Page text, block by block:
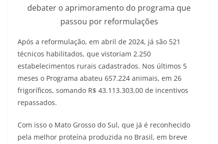
debater o aprimoramento do programa que
passou por reformulações
Após a reformulação, em abril de 2024, já são 521
técnicos habilitados, que vistoriam 2.250
estabelecimentos rurais cadastrados. Nos últimos 5
meses o Programa abateu 657.224 animais, em 26
frigoríficos, somando R$ 43.113.303,00 de incentivos
repassados.
Com isso o Mato Grosso do Sul, que já é reconhecido
pela melhor proteína produzida no Brasil, em breve